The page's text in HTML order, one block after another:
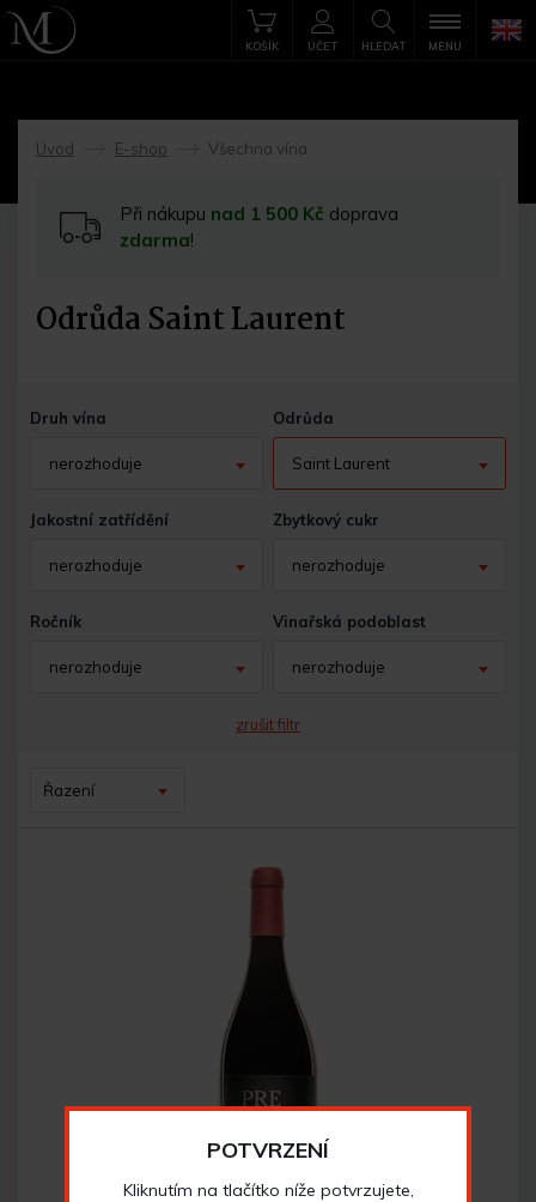
HLEDAT
KOŠÍK ÚČET MENU
Úvod
->
E-shop
->
Všechna vína
Při nákupu nad 1 500 Kč doprava
zdarma!
Odrůda Saint Laurent
Druh vína
nerozhoduje
Odrůda
Saint Laurent
Jakostní zatřídění
nerozhoduje
Zbytkový cukr
nerozhoduje
Ročník
nerozhoduje
Vinařská podoblast
nerozhoduje
zrušit filtr
Řazení
POTVRZENÍ
Kliknutím na tlačítko níže potvrzujete,